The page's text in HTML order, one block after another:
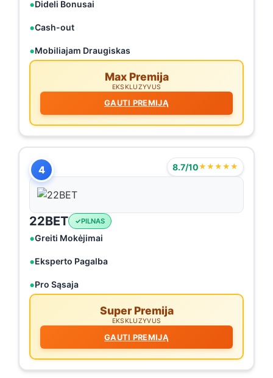
Dideli Bonusai
Cash-out
Mobiliajam Draugiskas
Max Premija
EKSKLUZYVUS
GAUTI PREMIJĄ
4 8.7/10★★★★★
22BET PILNAS
Greiti Mokėjimai
Eksperto Pagalba
Pro Sąsaja
Super Premija
EKSKLUZYVUS
GAUTI PREMIJĄ